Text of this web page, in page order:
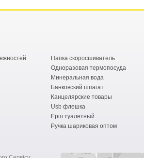
Папка скоросшиватель
Одноразовая термопосуда
Минеральная вода
Банковский шпагат
Канцелярские товары
Usb флешка
Ерш туалетный
Ручка шариковая оптом